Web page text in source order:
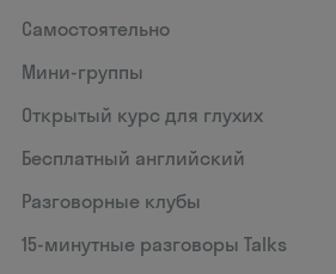
Самостоятельно
Мини-группы
Открытый курс для глухих
Бесплатный английский
Разговорные клубы
15‑минутные разговоры Talks